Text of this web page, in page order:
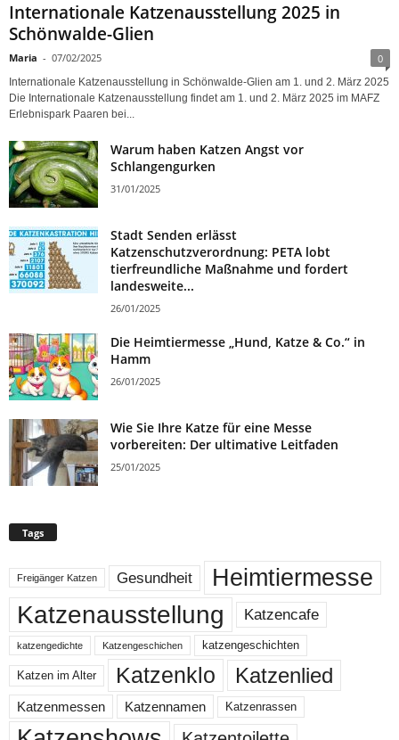
Internationale Katzenausstellung 2025 in
Schönwalde-Glien
Maria - 07/02/2025 0
Internationale Katzenausstellung in Schönwalde-Glien am 1. und 2. März 2025
Die Internationale Katzenausstellung findet am 1. und 2. März 2025 im MAFZ
Erlebnispark Paaren bei...
Warum haben Katzen Angst vor
Schlangengurken
31/01/2025
Stadt Senden erlässt
Katzenschutzverordnung: PETA lobt
tierfreundliche Maßnahme und fordert
landesweite...
26/01/2025
Die Heimtiermesse „Hund, Katze & Co.“ in
Hamm
26/01/2025
Wie Sie Ihre Katze für eine Messe
vorbereiten: Der ultimative Leitfaden
25/01/2025
Tags
Freigänger Katzen Gesundheit Heimtiermesse
Katzenausstellung Katzencafe
katzengedichte Katzengeschichen katzengeschichten
Katzen im Alter Katzenklo Katzenlied
Katzenmessen Katzennamen Katzenrassen